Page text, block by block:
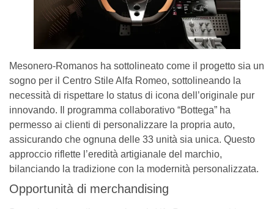
Mesonero-Romanos ha sottolineato come il progetto sia un
sogno per il Centro Stile Alfa Romeo, sottolineando la
necessità di rispettare lo status di icona dell’originale pur
innovando. Il programma collaborativo “Bottega” ha
permesso ai clienti di personalizzare la propria auto,
assicurando che ognuna delle 33 unità sia unica. Questo
approccio riflette l’eredità artigianale del marchio,
bilanciando la tradizione con la modernità personalizzata.
Opportunità di merchandising